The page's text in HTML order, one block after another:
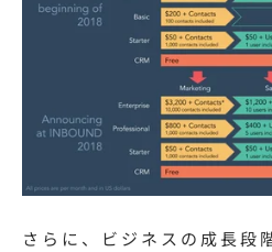
さらに、ビジネスの成長段